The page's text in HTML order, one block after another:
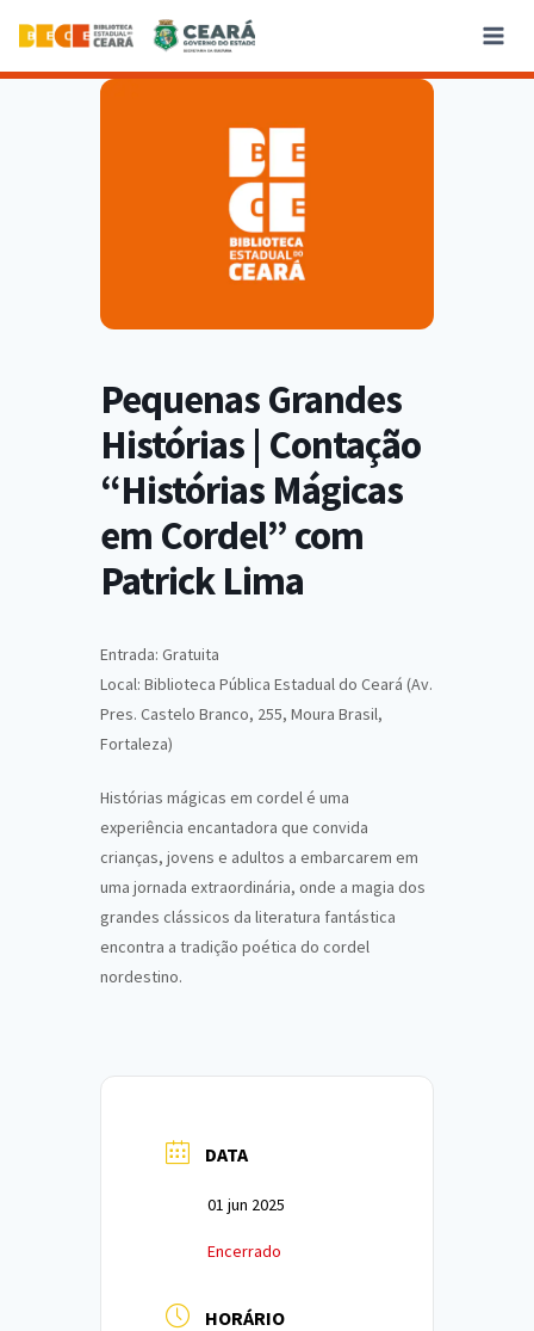
Pequenas Grandes
Histórias | Contação
“Histórias Mágicas
em Cordel” com
Patrick Lima
Entrada: Gratuita
Local: Biblioteca Pública Estadual do Ceará (Av.
Pres. Castelo Branco, 255, Moura Brasil,
Fortaleza)
Histórias mágicas em cordel é uma
experiência encantadora que convida
crianças, jovens e adultos a embarcarem em
uma jornada extraordinária, onde a magia dos
grandes clássicos da literatura fantástica
encontra a tradição poética do cordel
nordestino.
DATA
01 jun 2025
Encerrado
HORÁRIO